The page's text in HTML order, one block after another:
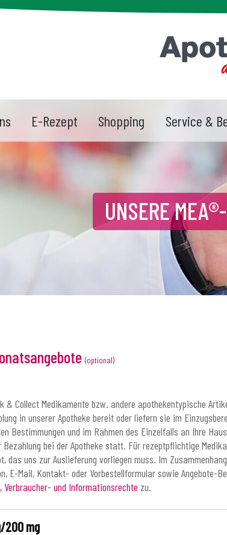
E-Rezept Shopping Service &
UNSERE
(optional)
& Collect Medikamente bzw. andere apothekentypische
in unserer Apotheke bereit oder liefern sie im
Bestimmungen und im Rahmen des Einzelfalls an Ihre
bei der Apotheke statt. Für rezeptpflichtige
das uns zur Auslieferung vorliegen muss. Im
E-Mail, Kontakt- oder Vorbestellformular sowie Angebote-
Verbraucher- und Informationsrechte zu.
200 mg